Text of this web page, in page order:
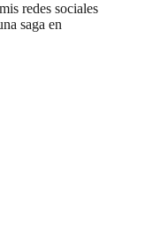
redes sociales
saga en